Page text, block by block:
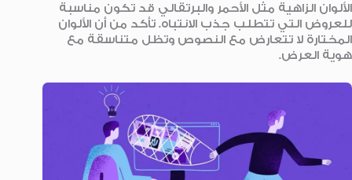
الألوان الزاهية مثل الأحمر والبرتقالي قد تكون مناسبة
للعروض التي تتطلب جذب الانتباه. تأكد من أن الألوان
المختارة لا تتعارض مع النصوص وتظل متناسقة مع
هوية العرض.